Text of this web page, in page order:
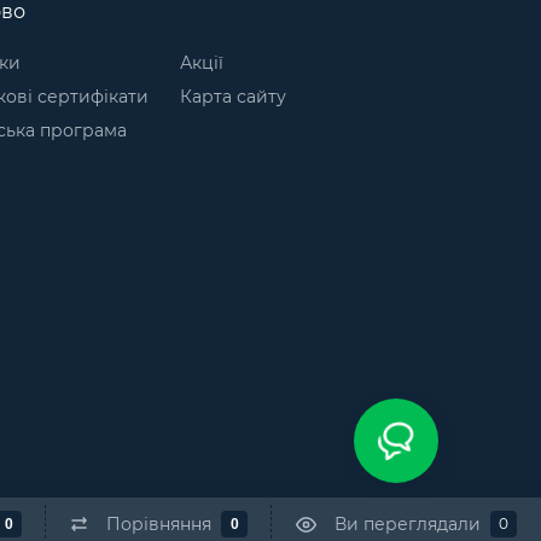
0 Порівняння 0 Ви переглядали 0
сертифікати
програма
Акції
Карта сайту